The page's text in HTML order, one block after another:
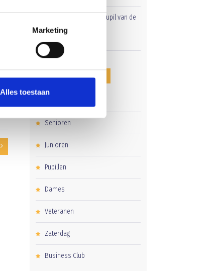
Marketing
Alles toestaan
Word jij de volgende Pupil van de
Week bij BlauwGeel?
CATEGORIEËN
Senioren
Junioren
Pupillen
Dames
Veteranen
Zaterdag
Business Club